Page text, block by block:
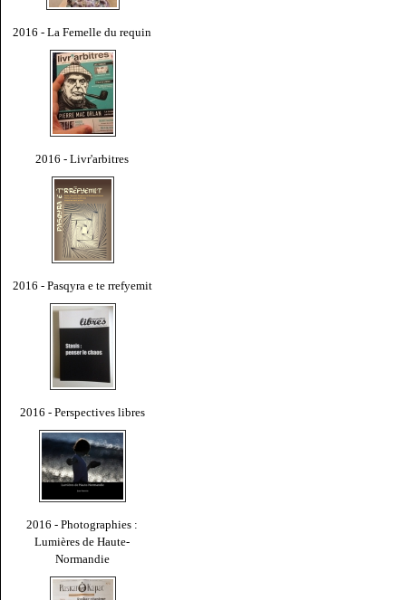
2016 - La Femelle du requin
2016 - Livr'arbitres
2016 - Pasqyra e te rrefyemit
2016 - Perspectives libres
2016 - Photographies :
Lumières de Haute-
Normandie